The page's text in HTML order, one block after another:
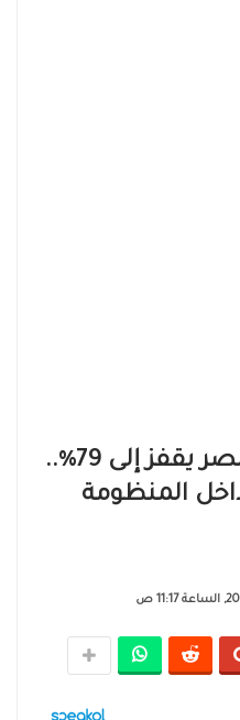
الشمول المالي في مصر يقفز إلى 79%..
داخل المنظومة